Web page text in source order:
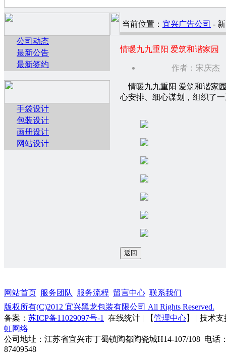
公司动态
最新公告
最新签约
手袋设计
包装设计
画册设计
网站设计
当前位置： 宜兴广告公司 -
情暖九九重阳 爱筑和谐家园
作者：宋庆杰
情暖九九重阳 爱筑和谐家
心安排、细心谋划，组织了
网站首页 服务团队 服务流程 留言中心 联系我们
版权所有(C)2012 宜兴黑龙包装有限公司 All Rights Reserved.
备案： 苏ICP备11029097号-1 在线统计 | 【管理中心】 | 技术
虹网络
公司地址：江苏省宜兴市丁蜀镇陶都陶瓷城H14-107/108 电话
87409548